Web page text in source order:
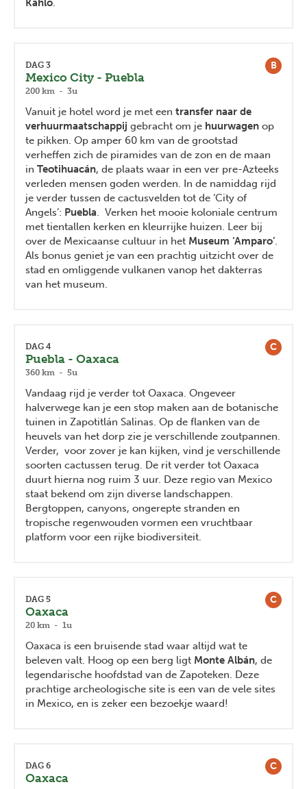
Kahlo.
B
DAG 3
Mexico City - Puebla
200 km - 3u
Vanuit je hotel word je met een transfer naar de
verhuurmaatschappij gebracht om je huurwagen op
te pikken. Op amper 60 km van de grootstad
verheffen zich de piramides van de zon en de maan
in Teotihuacán, de plaats waar in een ver pre-Azteeks
verleden mensen goden werden. In de namiddag rijd
je verder tussen de cactusvelden tot de ‘City of
Angels’: Puebla. Verken het mooie koloniale centrum
met tientallen kerken en kleurrijke huizen. Leer bij
over de Mexicaanse cultuur in het Museum ‘Amparo’.
Als bonus geniet je van een prachtig uitzicht over de
stad en omliggende vulkanen vanop het dakterras
van het museum.
C
DAG 4
Puebla - Oaxaca
360 km - 5u
Vandaag rijd je verder tot Oaxaca. Ongeveer
halverwege kan je een stop maken aan de botanische
tuinen in Zapotitlán Salinas. Op de flanken van de
heuvels van het dorp zie je verschillende zoutpannen.
Verder, voor zover je kan kijken, vind je verschillende
soorten cactussen terug. De rit verder tot Oaxaca
duurt hierna nog ruim 3 uur. Deze regio van Mexico
staat bekend om zijn diverse landschappen.
Bergtoppen, canyons, ongerepte stranden en
tropische regenwouden vormen een vruchtbaar
platform voor een rijke biodiversiteit.
C
DAG 5
Oaxaca
20 km - 1u
Oaxaca is een bruisende stad waar altijd wat te
beleven valt. Hoog op een berg ligt Monte Albán, de
legendarische hoofdstad van de Zapoteken. Deze
prachtige archeologische site is een van de vele sites
in Mexico, en is zeker een bezoekje waard!
C
DAG 6
Oaxaca